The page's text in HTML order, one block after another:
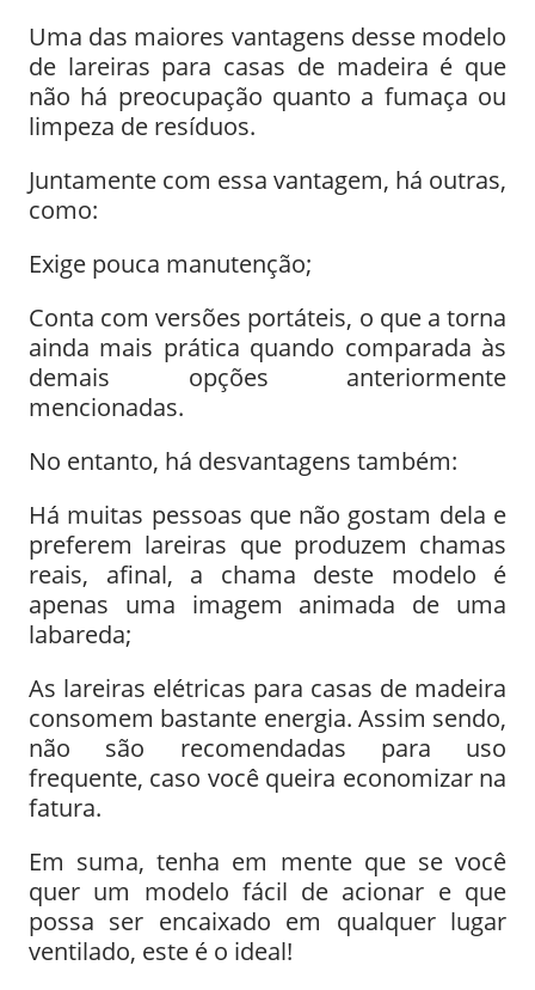
Uma das maiores vantagens desse modelo
de lareiras para casas de madeira é que
não há preocupação quanto a fumaça ou
limpeza de resíduos.
Juntamente com essa vantagem, há outras,
como:
Exige pouca manutenção;
Conta com versões portáteis, o que a torna
ainda mais prática quando comparada às
demais opções anteriormente
mencionadas.
No entanto, há desvantagens também:
Há muitas pessoas que não gostam dela e
preferem lareiras que produzem chamas
reais, afinal, a chama deste modelo é
apenas uma imagem animada de uma
labareda;
As lareiras elétricas para casas de madeira
consomem bastante energia. Assim sendo,
não são recomendadas para uso
frequente, caso você queira economizar na
fatura.
Em suma, tenha em mente que se você
quer um modelo fácil de acionar e que
possa ser encaixado em qualquer lugar
ventilado, este é o ideal!